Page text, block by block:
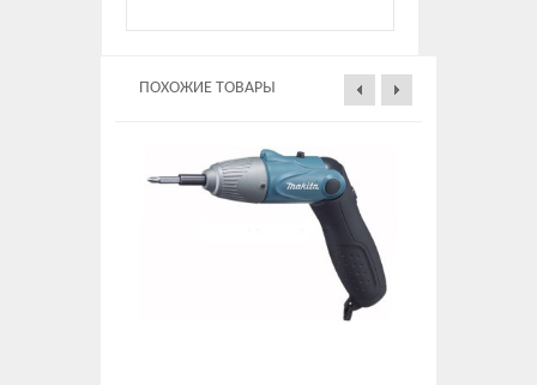
ПОХОЖИЕ ТОВАРЫ